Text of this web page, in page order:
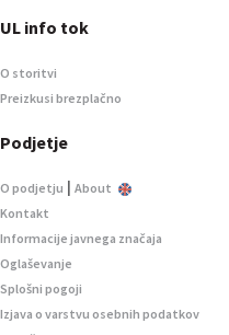
UL info tok
O storitvi
Preizkusi brezplačno
Podjetje
O podjetju | About
Kontakt
Informacije javnega značaja
Oglaševanje
Splošni pogoji
Izjava o varstvu osebnih podatkov